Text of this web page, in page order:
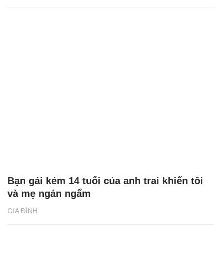
GIA ĐÌNH
Bạn gái kém 14 tuổi của anh trai khiến tôi
và mẹ ngán ngẩm